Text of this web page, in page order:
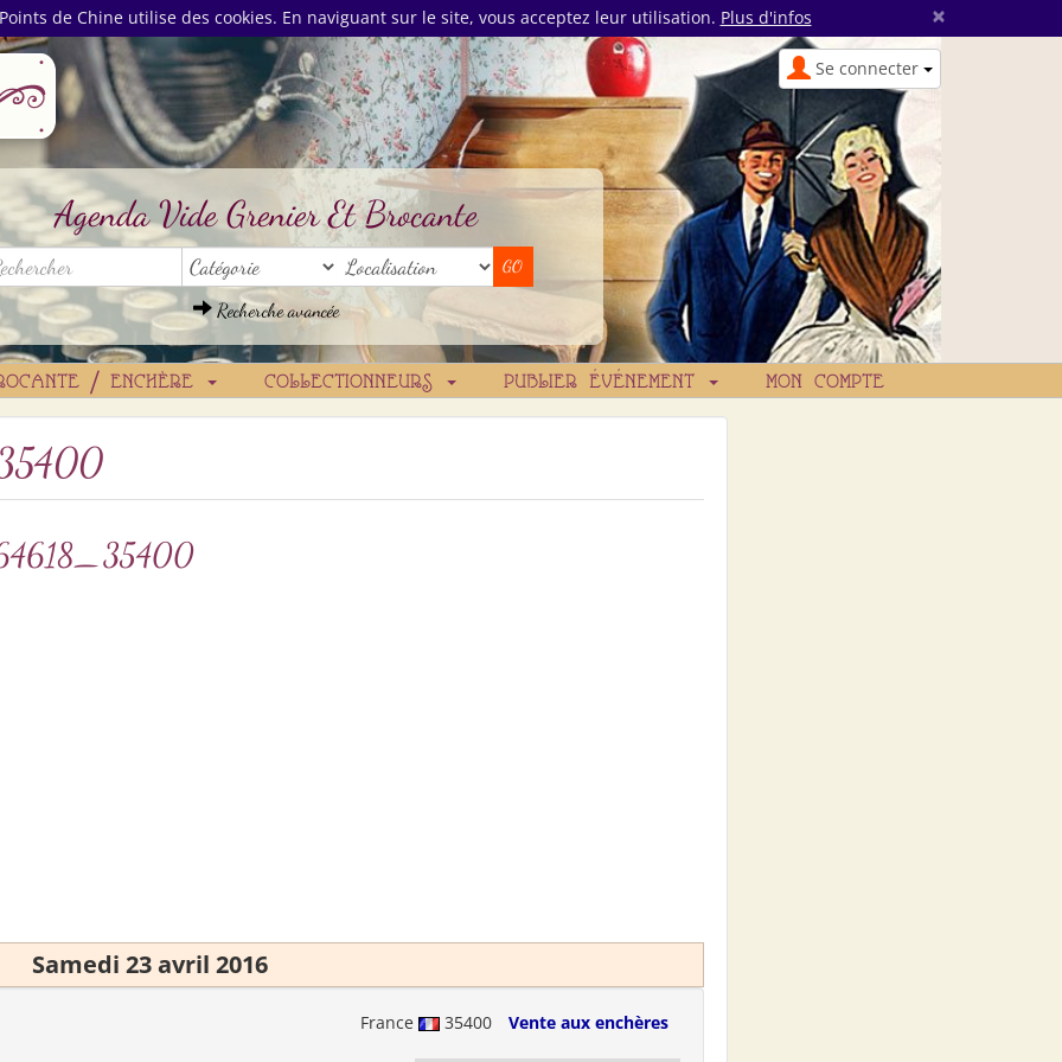
de Chine utilise des cookies. En naviguant sur le site, vous acceptez leur utilisation. Plus d'infos ×
Se connecter
Agenda Vide Grenier Et Brocante
Recherche avancée
/ ENCHÈRE COLLECTIONNEURS PUBLIER ÉVÉNEMENT MON COMPTE
Samedi 23 avril 2016
France 35400 Vente aux enchères